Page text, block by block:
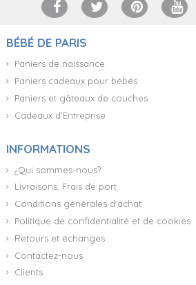
BÉBÉ DE PARIS
Paniers de naissance
Paniers cadeaux pour bébés
Paniers et gâteaux de couches
Cadeaux d'Entreprise
INFORMATIONS
¿Qui sommes-nous?
Livraisons, Frais de port
Conditions générales d'achat
Politique de confidentialité et de cookies
Retours et échanges
Contactez-nous
Clients